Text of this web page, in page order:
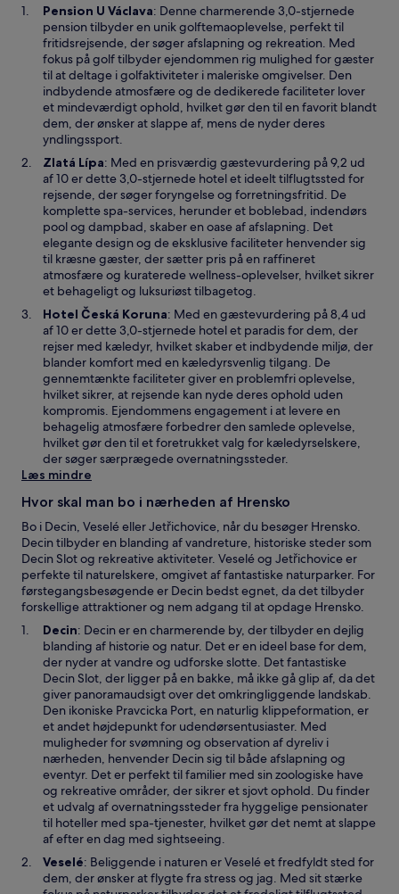
Pension U VáclavaÅ
b
n
e
r
i
e
t
t
v
i
n
d
u
e
: Denne charmerende 3,0-stjernede
pension tilbyder en unik golftemaoplevelse, perfekt til
fritidsrejsende, der søger afslapning og rekreation. Med
fokus på golf tilbyder ejendommen rig mulighed for gæster
til at deltage i golfaktiviteter i maleriske omgivelser. Den
indbydende atmosfære og de dedikerede faciliteter lover
et mindeværdigt ophold, hvilket gør den til en favorit blandt
dem, der ønsker at slappe af, mens de nyder deres
yndlingssport.
Zlatá LípaÅ
b
n
e
r
i
e
t
n
y
t
v
i
n
d
u
e
: Med en prisværdig gæstevurdering på 9,2 ud
af 10 er dette 3,0-stjernede hotel et ideelt tilflugtssted for
rejsende, der søger foryngelse og forretningsfritid. De
komplette spa-services, herunder et boblebad, indendørs
pool og dampbad, skaber en oase af afslapning. Det
elegante design og de eksklusive faciliteter henvender sig
til kræsne gæster, der sætter pris på en raffineret
atmosfære og kuraterede wellness-oplevelser, hvilket sikrer
et behageligt og luksuriøst tilbagetog.
Hotel Česká KorunaÅ
b
n
e
r
i
e
t
n
y
i
n
d
u
e
: Med en gæstevurdering på 8,4 ud
af 10 er dette 3,0-stjernede hotel et paradis for dem, der
rejser med kæledyr, hvilket skaber et indbydende miljø, der
blander komfort med en kæledyrsvenlig tilgang. De
gennemtænkte faciliteter giver en problemfri oplevelse,
hvilket sikrer, at rejsende kan nyde deres ophold uden
kompromis. Ejendommens engagement i at levere en
behagelig atmosfære forbedrer den samlede oplevelse,
hvilket gør den til et foretrukket valg for kæledyrselskere,
der søger særprægede overnatningssteder.
Læs mindre
Hvor skal man bo i nærheden af Hrensko
Bo i Decin, Veselé eller Jetřichovice, når du besøger Hrensko.
Decin tilbyder en blanding af vandreture, historiske steder som
Decin Slot og rekreative aktiviteter. Veselé og Jetřichovice er
perfekte til naturelskere, omgivet af fantastiske naturparker. For
førstegangsbesøgende er Decin bedst egnet, da det tilbyder
forskellige attraktioner og nem adgang til at opdage Hrensko.
DecinÅ
b
n
e
r
i
e
t
n
y
t
v
i
n
d
u
e
: Decin er en charmerende by, der tilbyder en dejlig
blanding af historie og natur. Det er en ideel base for dem,
der nyder at vandre og udforske slotte. Det fantastiske
Decin Slot, der ligger på en bakke, må ikke gå glip af, da det
giver panoramaudsigt over det omkringliggende landskab.
Den ikoniske Pravcicka Port, en naturlig klippeformation, er
et andet højdepunkt for udendørsentusiaster. Med
muligheder for svømning og observation af dyreliv i
nærheden, henvender Decin sig til både afslapning og
eventyr. Det er perfekt til familier med sin zoologiske have
og rekreative områder, der sikrer et sjovt ophold. Du finder
et udvalg af overnatningssteder fra hyggelige pensionater
til hoteller med spa-tjenester, hvilket gør det nemt at slappe
af efter en dag med sightseeing.
VeseléÅ
b
: Beliggende i naturen er Veselé et fredfyldt sted for
dem, der ønsker at flygte fra stress og jag. Med sit stærke